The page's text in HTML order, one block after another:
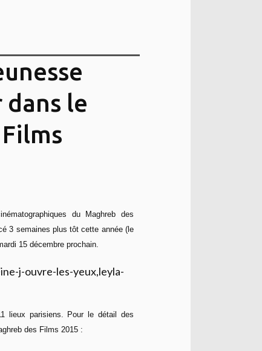
le
du Maghreb des
3 semaines plus tôt cette année (le
15 décembre prochain.
lieux parisiens.
Pour le détail des
des Films 2015 :